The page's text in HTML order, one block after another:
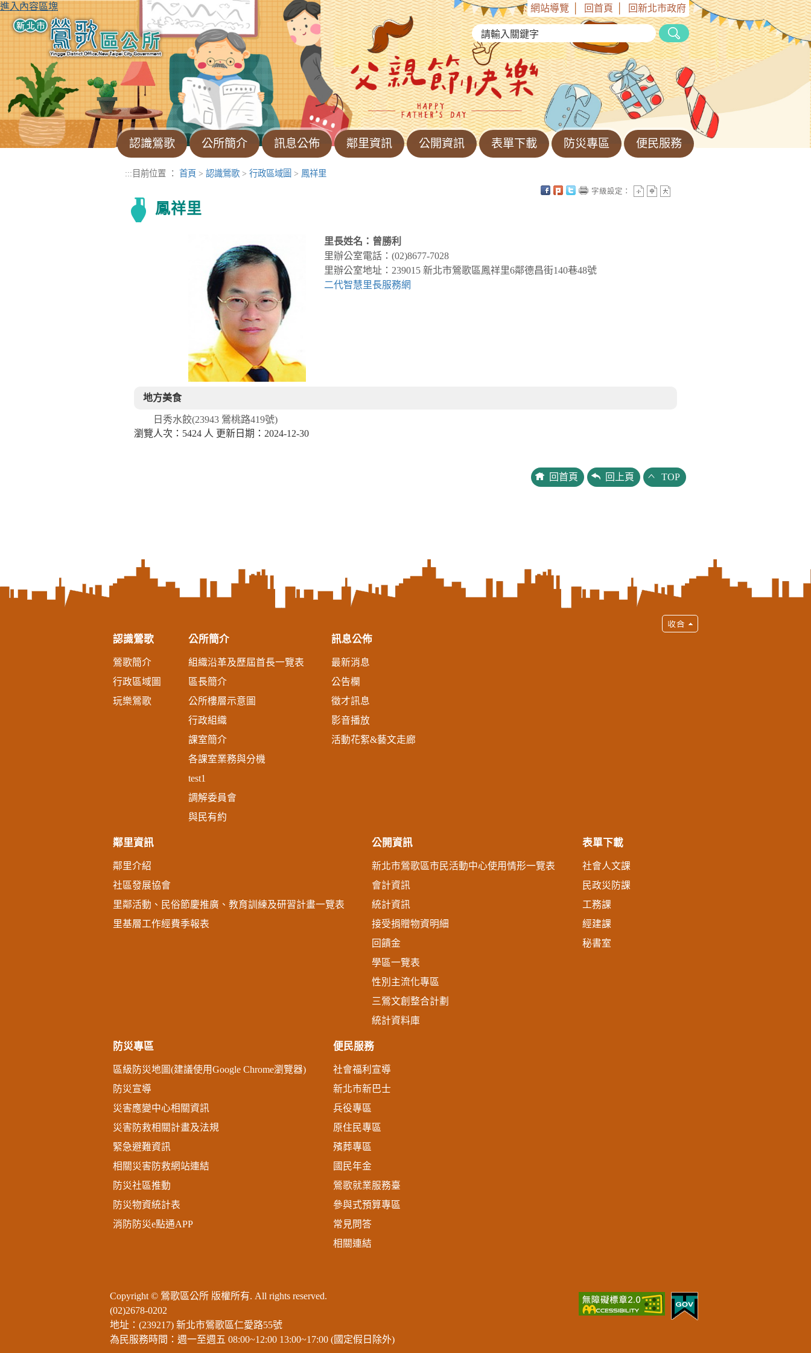
進入內容區塊 ::: 網站導覽 回首頁 回新北市政府
認識鶯歌 公所簡介 訊息公佈 鄰里資訊 公開資訊 表單下載 防災專區 便民服務
::: 目前位置 ： 首頁 > 認識鶯歌 > 行政區域圖 > 鳳祥里
鳳祥里
字級設定：
里長姓名 ： 曾勝利
里辦公室電話：(02)8677-7028
里辦公室地址 ：239015 新北市鶯歌區鳳祥里6鄰德昌街140巷48號
二代智慧里長服務網
地方美食
日秀水餃(23943 鶯桃路419號)
瀏覽人次：5424 人 更新日期：2024-12-30
回首頁 回上頁 TOP
認識鶯歌
鶯歌簡介
行政區域圖
玩樂鶯歌
公所簡介
組織沿革及歷屆首長一覽表
區長簡介
公所樓層示意圖
行政組織
課室簡介
各課室業務與分機
test1
調解委員會
與民有約
訊息公佈
最新消息
公告欄
徵才訊息
影音播放
活動花絮&藝文走廊
鄰里資訊
鄰里介紹
社區發展協會
里鄰活動、民俗節慶推廣、教育訓練及研習計畫一覽表
里基層工作經費季報表
公開資訊
新北市鶯歌區市民活動中心使用情形一覽表
會計資訊
統計資訊
接受捐贈物資明細
回饋金
學區一覽表
性別主流化專區
三鶯文創整合計劃
統計資料庫
表單下載
社會人文課
民政災防課
工務課
經建課
秘書室
防災專區
區級防災地圖(建議使用Google Chrome瀏覽器)
防災宣導
災害應變中心相關資訊
災害防救相關計畫及法規
緊急避難資訊
相關災害防救網站連結
防災社區推動
防災物資統計表
消防防災e點通APP
便民服務
社會福利宣導
新北市新巴士
兵役專區
原住民專區
殯葬專區
國民年金
鶯歌就業服務臺
參與式預算專區
常見問答
相關連結
Copyright © 鶯歌區公所 版權所有. All rights reserved.
(02)2678-0202
地址：(239217) 新北市鶯歌區仁愛路55號
為民服務時間：週一至週五 08:00~12:00 13:00~17:00 (國定假日除外)